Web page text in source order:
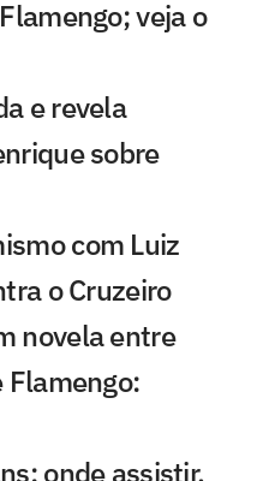
veja o
e revela
sobre
com Luiz
o Cruzeiro
novela entre
Flamengo:
onde assistir,